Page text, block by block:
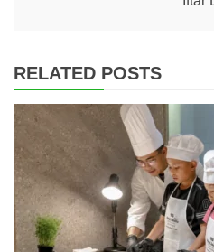
RELATED POSTS